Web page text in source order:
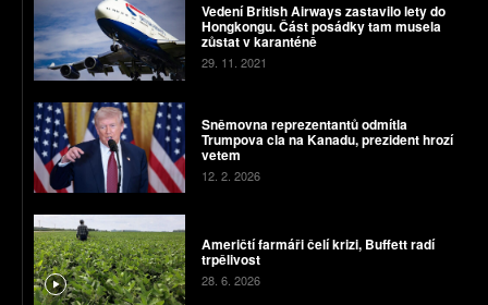
Vedení British Airways zastavilo lety do
Hongkongu. Část posádky tam musela
zůstat v karanténě
29. 11. 2021
Sněmovna reprezentantů odmítla
Trumpova cla na Kanadu, prezident hrozí
vetem
12. 2. 2026
Američtí farmáři čelí krizi, Buffett radí
trpělivost
28. 6. 2026